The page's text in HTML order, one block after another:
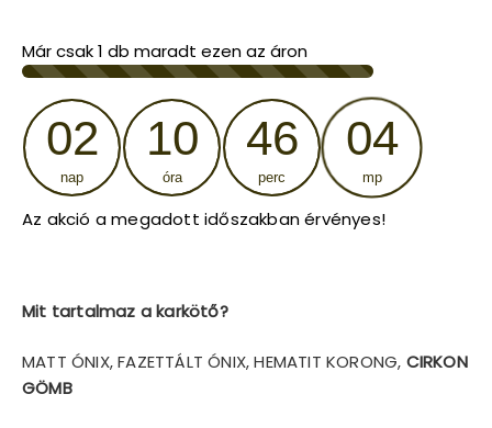
was:
5
990 Ft.
is:
3
490 Ft.
Már csak1 db maradt ezen az áron
02
nap
10
óra
46
perc
04
mp
Az akció a megadott időszakban érvényes!
Mit tartalmaz a karkötő?
MATT ÓNIX, FAZETTÁLT ÓNIX, HEMATIT KORONG, CIRKON
GÖMB